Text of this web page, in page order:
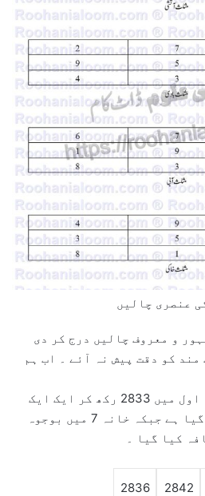
عنصری چالیں
و معروف چالیں درج کر دی
کو دقت پیش نہ آئے ۔ اب ہم
خاکی چال کے مطابق خانہ اول میں 2833 رکھ کر ایک ایک
کے اضافہ سے نقش پر کیا گیا ہے جبکہ خانہ 7 میں بوجوہ
کیا گیا ۔
2842
2836